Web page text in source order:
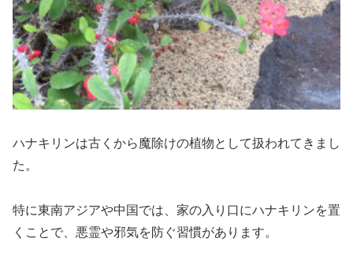
ハナキリンは古くから魔除けの植物として扱われてきまし
た。
特に東南アジアや中国では、家の入り口にハナキリンを置
くことで、悪霊や邪気を防ぐ習慣があります。